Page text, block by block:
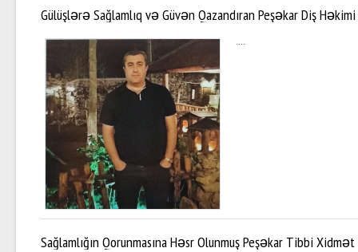
Gülüşlərə Sağlamlıq və Güvən Qazandıran Peşəkar Diş
....
Sağlamlığın Qorunmasına Həsr Olunmuş Peşəkar Tibbi Xidmət